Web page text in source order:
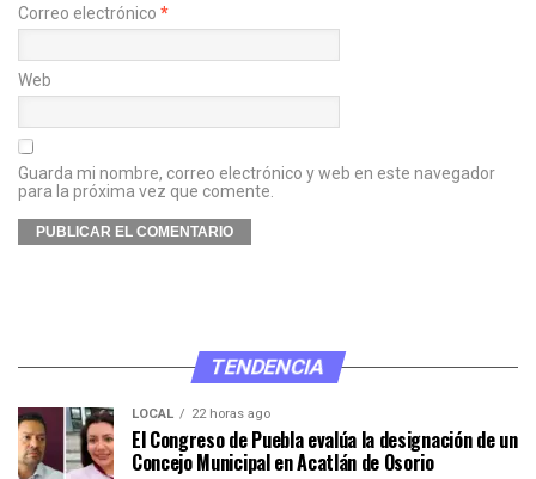
Correo electrónico *
Web
Guarda mi nombre, correo electrónico y web en este navegador
para la próxima vez que comente.
TENDENCIA
LOCAL 22 horas ago
El Congreso de Puebla evalúa la designación de un
Concejo Municipal en Acatlán de Osorio